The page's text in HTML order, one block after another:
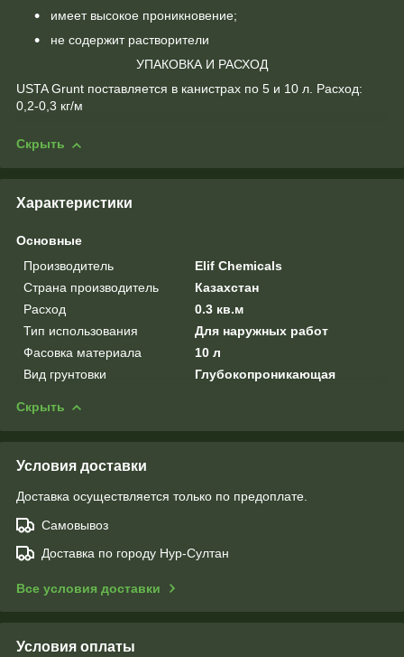
имеет высокое проникновение;
не содержит растворители
УПАКОВКА И РАСХОД
USTA Grunt поставляется в канистрах по 5 и 10 л. Расход:
0,2-0,3 кг/м
Скрыть
Характеристики
Основные
Производитель
Elif Chemicals
Страна производитель
Казахстан
Расход
0.3 кв.м
Тип использования
Для наружных работ
Фасовка материала
10 л
Вид грунтовки
Глубокопроникающая
Скрыть
Условия доставки
Доставка осуществляется только по предоплате.
Самовывоз
Доставка по городу Нур-Султан
Все условия доставки
Условия оплаты